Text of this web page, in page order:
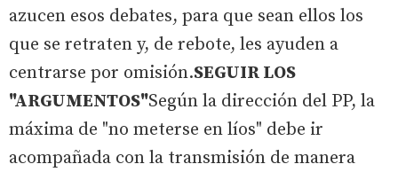
azucen esos debates, para que sean ellos los
que se retraten y, de rebote, les ayuden a
centrarse por omisión.SEGUIR LOS
"ARGUMENTOS"Según la dirección del PP, la
máxima de "no meterse en líos" debe ir
acompañada con la transmisión de manera